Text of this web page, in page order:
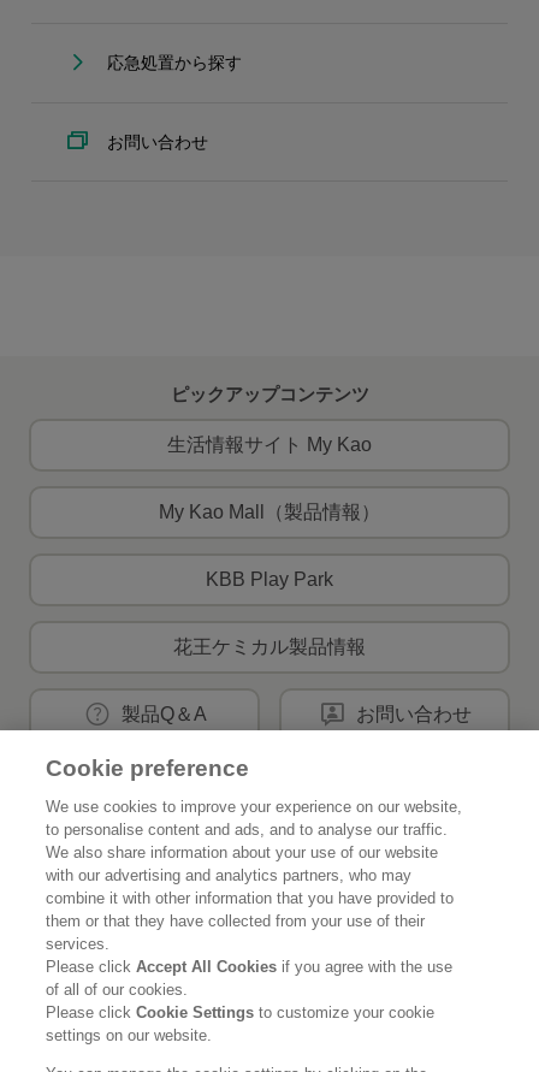
応急処置から探す
お問い合わせ
ピックアップコンテンツ
生活情報サイト My Kao
My Kao Mall（製品情報）
KBB Play Park
花王ケミカル製品情報
製品Q＆A お問い合わせ
花王公式SNSアカウント
サステナビリティ
Cookie preference
We use cookies to improve your experience on our website,
to personalise content and ads, and to analyse our traffic.
We also share information about your use of our website
with our advertising and analytics partners, who may
combine it with other information that you have provided to
them or that they have collected from your use of their
services.
Please clickAccept All Cookies if you agree with the use
of all of our cookies.
Please clickCookie Settingsto customize your cookie
settings on our website.